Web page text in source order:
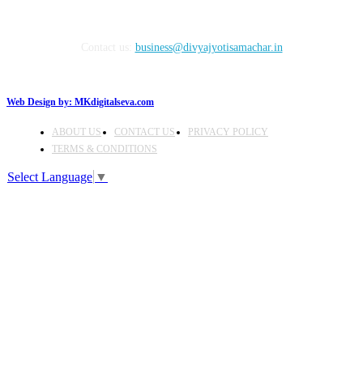
business@divyajyotisamachar.in
Web Design by: MKdigitalseva.com
ABOUT US CONTACT US
PRIVACY POLICY
TERMS & CONDITIONS
Select Language ▼